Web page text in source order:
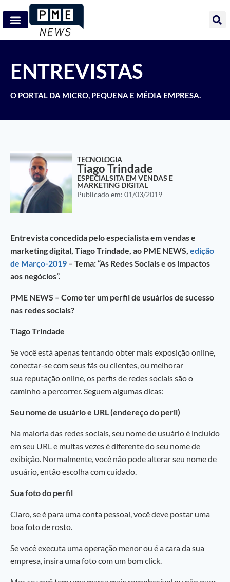
ENTREVISTAS
O PORTAL DA MICRO, PEQUENA E MÉDIA EMPRESA.
TECNOLOGIA
Tiago Trindade
ESPECIALSITA EM VENDAS E
MARKETING DIGITAL
Publicado em: 01/03/2019
Entrevista concedida pelo especialista em vendas e
marketing digital, Tiago Trindade, ao PME NEWS, edição
de Março-2019 – Tema: “As Redes Sociais e os impactos
aos negócios”.
PME NEWS – Como ter um perfil de usuários de sucesso
nas redes sociais?
Tiago Trindade
Se você está apenas tentando obter mais exposição online,
conectar-se com seus fãs ou clientes, ou melhorar
sua reputação online, os perfis de redes sociais são o
caminho a percorrer. Seguem algumas dicas:
Seu nome de usuário e URL (endereço do peril)
Na maioria das redes sociais, seu nome de usuário é incluído
em seu URL e muitas vezes é diferente do seu nome de
exibição. Normalmente, você não pode alterar seu nome de
usuário, então escolha com cuidado.
Sua foto do perfil
Claro, se é para uma conta pessoal, você deve postar uma
boa foto de rosto.
Se você executa uma operação menor ou é a cara da sua
empresa, insira uma foto com um bom click.